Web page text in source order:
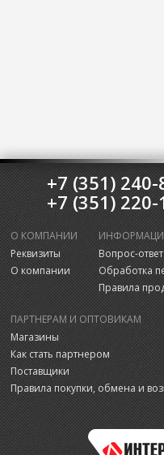
+7 (351)
+7 (351)
О КОМПАНИИ
Реквизиты
О компании
Вопрос-ответ
Обработка
Правила
ПАРТНЕРАМ И ОПТОВИКАМ
Магазины
Как стать партнером
Поставщики
Правила покупки, обмена и